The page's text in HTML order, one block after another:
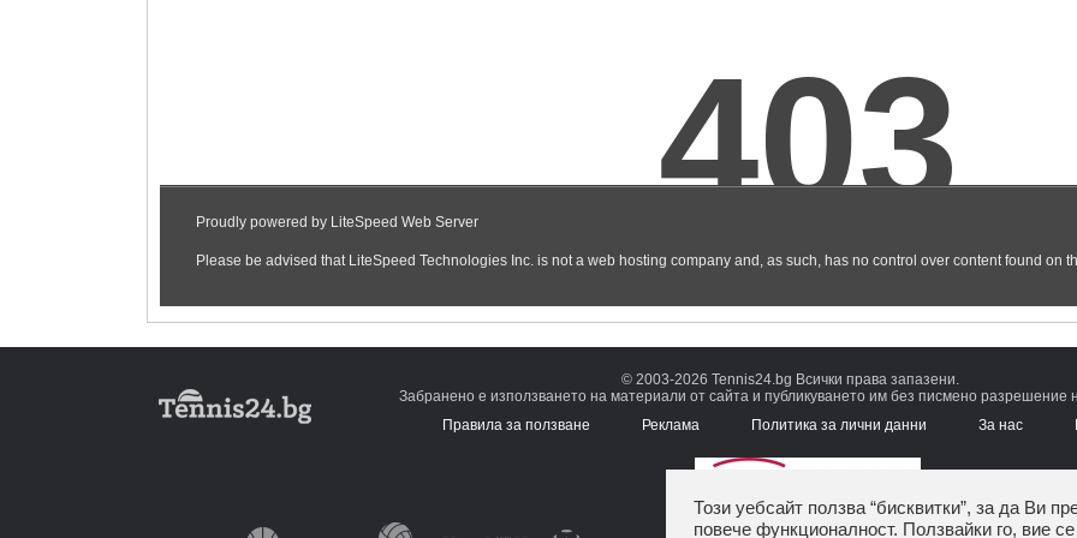
© 2003-2026 Tennis24.bg Всички права запазени.
Забранено е използването на материали от сайта и публикуването им без писмено разрешение
Правила за ползване
Реклама Политика за лични данни За нас
Този уебсайт ползва “бисквитки”, за да Ви
повече функционалност. Ползвайки го, вие